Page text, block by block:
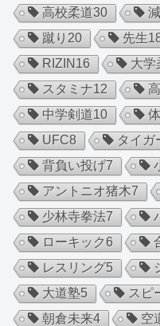
高校柔道30
蹴り 20 先生
RIZIN 16 大学
スタミナ12
中学剣道10
UFC8 タイガ
背負い投げ7
アントニオ猪木7
少林寺拳法7
ローキック6
レスリング5
大道塾5 スピ
朝倉未来4 空